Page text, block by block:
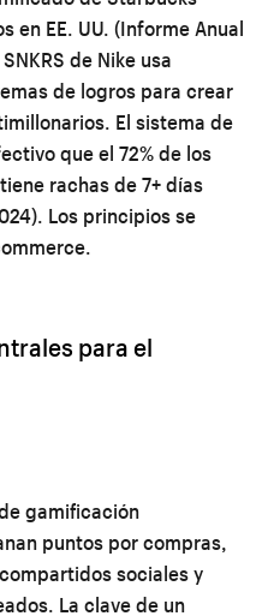
en EE. UU. (Informe Anual
de Nike usa
de logros para crear
El sistema de
que el 72% de los
rachas de 7+ días
Los principios se
para el
gamificación
puntos por compras,
sociales y
La clave de un